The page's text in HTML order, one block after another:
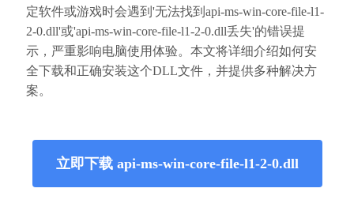
定软件或游戏时会遇到'无法找到api-ms-win-core-file-l1-
2-0.dll'或'api-ms-win-core-file-l1-2-0.dll丢失'的错误提
示，严重影响电脑使用体验。本文将详细介绍如何安
全下载和正确安装这个DLL文件，并提供多种解决方
案。
立即下载 api-ms-win-core-file-l1-2-0.dll